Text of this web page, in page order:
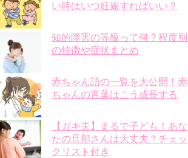
い時はいつ妊娠すればいい？
知的障害の等級って何？程度別
の特徴や症状まとめ
赤ちゃん語の一覧を大公開！赤
ちゃんの言葉はこう成長する
【ガキ夫】まるで子ども！あな
たの旦那さんは大丈夫？チェッ
クリスト付き